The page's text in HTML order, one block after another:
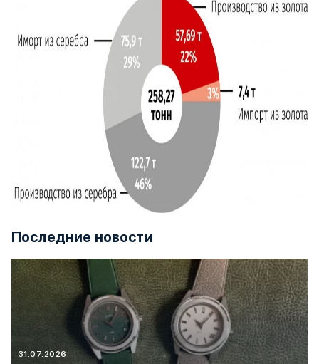
Последние новости
31.07.2026